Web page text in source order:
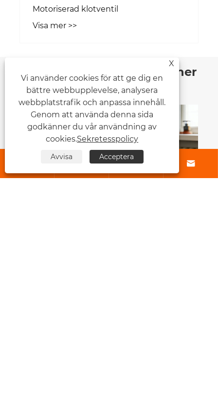
Motoriserad klotventil
Visa mer >>
Nyheter Rekommendationer
 
X
Vi använder cookies för att ge dig en
bättre webbupplevelse, analysera
webbplatstrafik och anpassa innehåll.
Genom att använda denna sida
godkänner du vår användning av
cookies.Sekretesspolicy
Avvisa Acceptera